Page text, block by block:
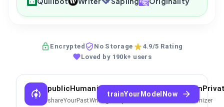
Encrypted No Storage
4.9/5 Rating
Loved by 190k+ users
shareYourPastWritingSamplesToTrainPrivateAIHumanizer
trainYourModelNow